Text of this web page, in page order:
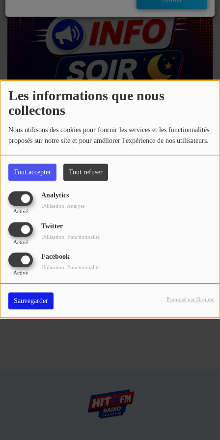
Les informations que nous
collectons
Nous utilisons des cookies pour fournir les services et les fonctionnalités
proposés sur notre site et pour améliorer l'expérience de nos utilisateurs.
Tout accepter Tout refuser
Analytics
Activé
Utilisation: Analyse
Twitter
Activé
Utilisation: Fonctionnalité
Facebook
Activé
Utilisation: Fonctionnalité
Sauvegarder Propulsé par Orejime
EMISSIONS
TITRES DIFFUSÉS
EVÈNEMENTS
LES JEUX
JEUX CONCOURS
CONTACTEZ-NOUS
RÉGIE PUBLICTIAIRE
07 août 2026 - 16:00
Retrouvez toute l'actu des Hautes-Pyrénées
Commentaires(0)
SE CONNECTER